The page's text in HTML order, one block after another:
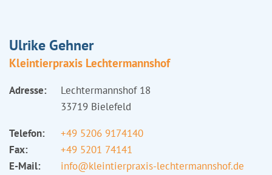
Ulrike Gehner
Kleintierpraxis Lechtermannshof
Adresse:
Lechtermannshof 18
33719 Bielefeld
Telefon:
+49 5206 9174140
Fax:
+49 5201 74141
E-Mail:
info@kleintierpraxis-lechtermannshof.de